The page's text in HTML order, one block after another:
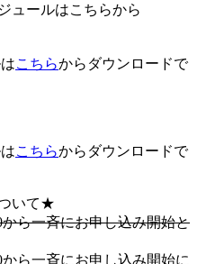
ュールはこちらから
こちらからダウンロードで
こちらからダウンロードで
いて★
ら一斉にお申し込み開始と
ら一斉にお申し込み開始に